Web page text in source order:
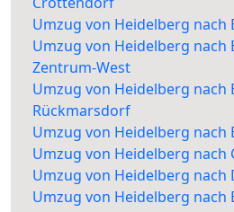
Umzug von Heidelberg nach
Umzug von Heidelberg nach
Zentrum-West
Umzug von Heidelberg nach
Rückmarsdorf
Umzug von Heidelberg nach
Umzug von Heidelberg nach
Umzug von Heidelberg nach
Umzug von Heidelberg nach